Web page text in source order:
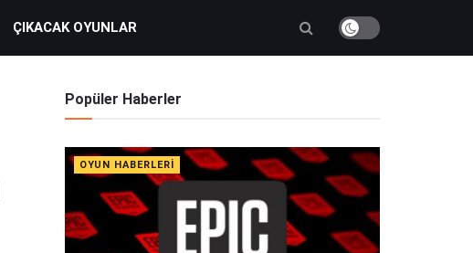
ÇIKACAK OYUNLAR
Popüler Haberler
OYUN HABERLERI